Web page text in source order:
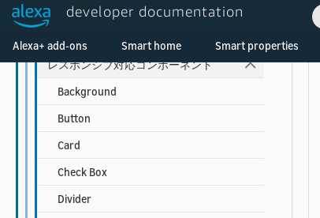
developer documentation
Alexa+ add-ons Smart home Smart properties
プレート
レスポンシブ対応コンポーネント
Background
Button
Card
Check Box
Divider